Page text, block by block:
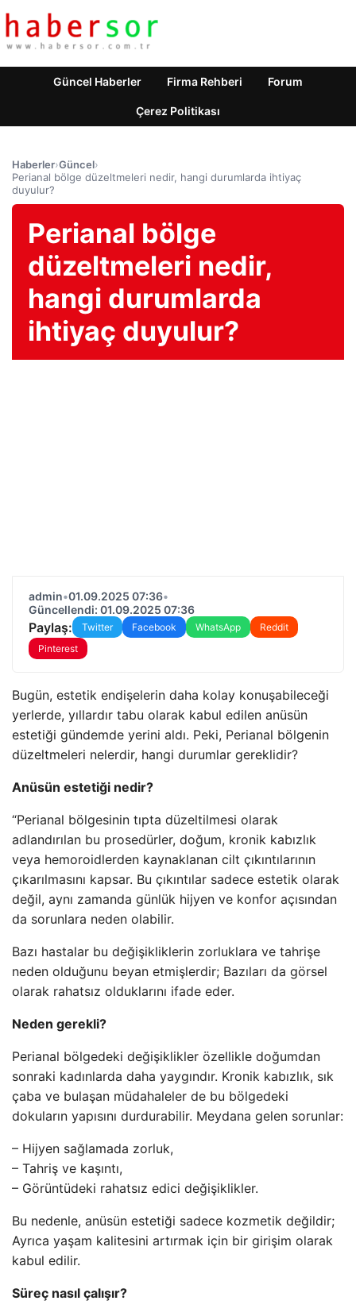
Güncel Haberler Firma Rehberi Forum
Çerez Politikası
Haberler›Güncel›
Perianal bölge düzeltmeleri nedir, hangi durumlarda ihtiyaç
duyulur?
Perianal bölge
düzeltmeleri nedir,
hangi durumlarda
ihtiyaç duyulur?
admin•01.09.2025 07:36•
Güncellendi: 01.09.2025 07:36
Paylaş: Twitter Facebook WhatsApp
Reddit
Pinterest
Bugün, estetik endişelerin daha kolay konuşabileceği
yerlerde, yıllardır tabu olarak kabul edilen anüsün
estetiği gündemde yerini aldı. Peki, Perianal bölgenin
düzeltmeleri nelerdir, hangi durumlar gereklidir?
Anüsün estetiği nedir?
“Perianal bölgesinin tıpta düzeltilmesi olarak
adlandırılan bu prosedürler, doğum, kronik kabızlık
veya hemoroidlerden kaynaklanan cilt çıkıntılarının
çıkarılmasını kapsar. Bu çıkıntılar sadece estetik olarak
değil, aynı zamanda günlük hijyen ve konfor açısından
da sorunlara neden olabilir.
Bazı hastalar bu değişikliklerin zorluklara ve tahrişe
neden olduğunu beyan etmişlerdir; Bazıları da görsel
olarak rahatsız olduklarını ifade eder.
Neden gerekli?
Perianal bölgedeki değişiklikler özellikle doğumdan
sonraki kadınlarda daha yaygındır. Kronik kabızlık, sık
çaba ve bulaşan müdahaleler de bu bölgedeki
dokuların yapısını durdurabilir. Meydana gelen sorunlar:
– Hijyen sağlamada zorluk,
– Tahriş ve kaşıntı,
– Görüntüdeki rahatsız edici değişiklikler.
Bu nedenle, anüsün estetiği sadece kozmetik değildir;
Ayrıca yaşam kalitesini artırmak için bir girişim olarak
kabul edilir.
Süreç nasıl çalışır?